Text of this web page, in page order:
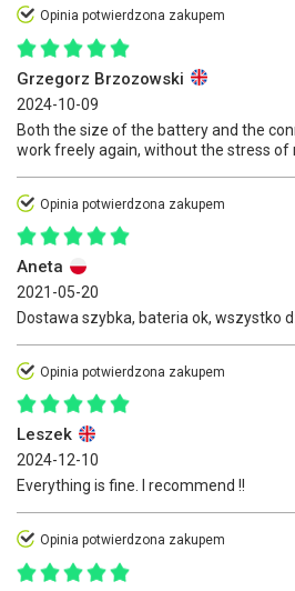
Opinia potwierdzona zakupem
Grzegorz Brzozowski
2024-10-09
Both the size of the battery and the
work freely again, without the stress of
Opinia potwierdzona zakupem
Aneta
2021-05-20
Dostawa szybka, bateria ok, wszystko
Opinia potwierdzona zakupem
Leszek
2024-12-10
Everything is fine. I recommend !!
Opinia potwierdzona zakupem